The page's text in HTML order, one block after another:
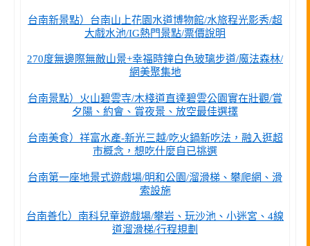
台南新景點）台南山上花園水道博物館/水旅程光影秀/超
大戲水池/IG熱門景點/票價說明
270度無邊際無敵山景+幸福時鐘白色玻璃步道/魔法森林/
網美聚集地
台南景點）火山碧雲寺/木棧道直達碧雲公園實在壯觀/賞
夕陽、約會、賞夜景、放空最佳選擇
台南美食）祥富水產-新光三越/吃火鍋新吃法，融入逛超
市概念，想吃什麼自已挑選
台南第一座地景式遊戲場/明和公園/溜滑梯、攀爬網、滑
索設施
台南善化）南科兒童遊戲場/攀岩、玩沙池、小迷宮、4線
道溜滑梯/行程規劃